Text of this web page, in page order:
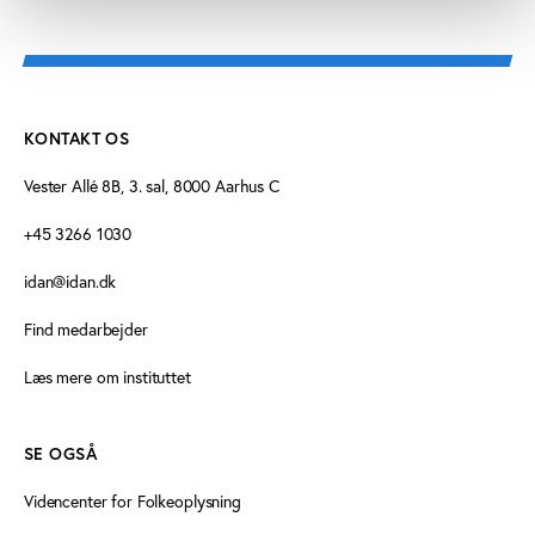
KONTAKT OS
Vester Allé 8B, 3. sal, 8000 Aarhus C
+45 3266 1030
idan@idan.dk
Find medarbejder
Læs mere om instituttet
SE OGSÅ
Videncenter for Folkeoplysning